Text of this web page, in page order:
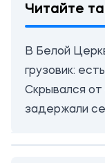
Читайте
В Белой
грузовик:
Скрывался
задержали